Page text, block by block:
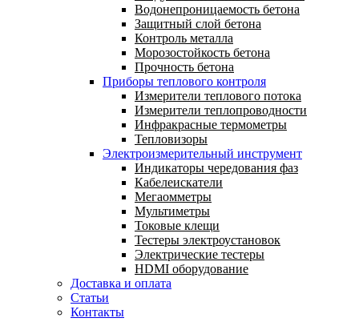
Водонепроницаемость бетона
Защитный слой бетона
Контроль металла
Морозостойкость бетона
Прочность бетона
Приборы теплового контроля
Измерители теплового потока
Измерители теплопроводности
Инфракрасные термометры
Тепловизоры
Электроизмерительный инструмент
Индикаторы чередования фаз
Кабелеискатели
Мегаомметры
Мультиметры
Токовые клещи
Тестеры электроустановок
Электрические тестеры
HDMI оборудование
Доставка и оплата
Статьи
Контакты